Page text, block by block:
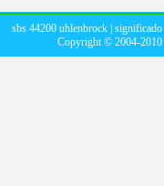
sbs 44200 uhlenbrock significado
Copyright © 2004-2010